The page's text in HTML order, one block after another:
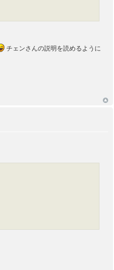
チェンさんの説明を読めるように